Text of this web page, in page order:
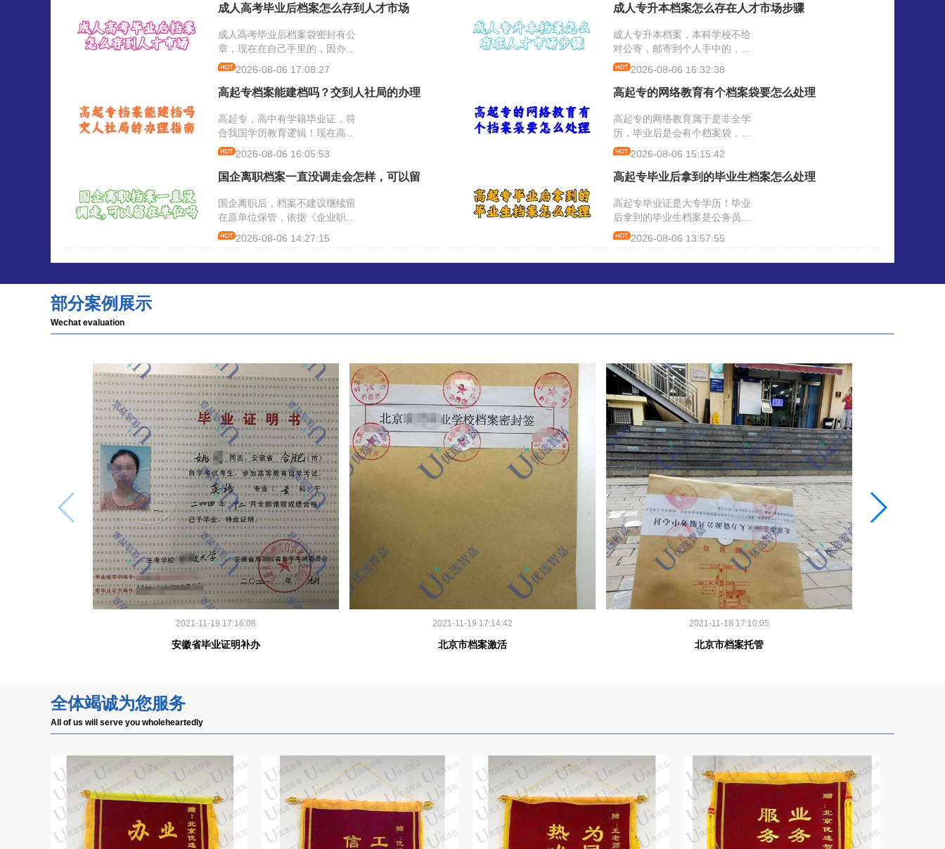
前解决，职称申报查询到档案存
称提供档案服务的。
机构名录内、符合规范档案中介
质证书；公司成立时间长，有固
定办公场所和档案设备，是可以
到公司咨询及现场参考的。至于
北京死档激活找机构需要多少
钱，并没有统一定价，“一人一
与档案老师在线沟通，也可到公
司具体沟通。
所在地信息，公对公调取档案归
案所在地查询办法，大家可先自
己查询；如发现考研档案在自己
手上的，那是需要及时存入人才
中心，才能为你考研归档提供转
递服务的。最后，具体的拟录取
知可登录学校网站查看。
成人高考毕业后档案怎么存到人才市场
成人高考毕业后档案袋密封有公
章，现在在自己手里的，因办理
考研归档、参加政审、落户、评
职称及考资格证等需要查询到档
案信息，能提供流动人员人事档
咨询成人高考毕业档案怎么存
放？是否需要开具调档函，通过
公对公方式转递？各地人才市场
规定都是不一样的，全国并未统
一。
2026-08-06 17:08:27
成人专升本档案怎么存在人才市场步骤
成人专升本档案，本科学校不给
对公寄，邮寄到个人手中的，依
据专科档案的存放情况，直接决
定你的成人专升本档案是否能直
接交到人才市场保管！还是需要
归档。
2026-08-06 16:32:38
高起专档案能建档吗？交到人社局的办理
高起专，高中有学籍毕业证，符
合我国学历教育逻辑！现在高
中、成人专科档案都在自己手
里，是密封有骑缝章的，可以咨
询户籍地人社局如何建档？需要
成？
2026-08-06 16:05:53
高起专的网络教育有个档案袋要怎么处理
高起专的网络教育属于是非全学
历，毕业后是会有个档案袋，遇
到网络继续教育学院不管对公
寄，邮寄到我们个人手中的，依
据高中档案的存放情况，再结合
规范，个人可向人才服务中心提
交合并归档，或新建个人档案申
请，具体所需材料，在今天的文
章都会有介绍的。
2026-08-06 15:15:42
国企离职档案一直没调走会怎样，可以留
国企离职后，档案不建议继续留
在原单位保管，依据《企业职工
档案管理工作规定》，需将其档
案转交其新的工作单位或其户口
没调走的，会出现档案查询不
2026-08-06 14:27:15
高起专毕业后拿到的毕业生档案怎么处理
高起专毕业证是大专学历！毕业
后拿到的毕业生档案是公务员事
业编等用人单位考察录用的重要
凭证。依据前置高中档案的存放
申请档案合并，或新建个人档案
2026-08-06 13:57:55
部分案例展示
Wechat evaluation
2021-11-19 17:16:08
安徽省毕业证明补办
2021-11-19 17:14:42
北京市档案激活
2021-11-18 17:10:05
北京市档案托管
全体竭诚为您服务
All of us will serve you wholeheartedly